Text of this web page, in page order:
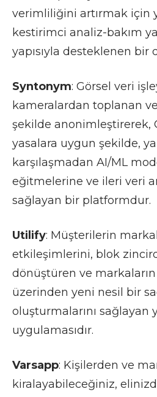
verimliliğini artırmak için
kestirimci analiz-bakım
yapısıyla desteklenen
Syntonym: Görsel veri
kameralardan toplanan
şekilde anonimleştirerek,
yasalara uygun şekilde,
karşılaşmadan AI/ML
eğitmelerine ve ileri veri
sağlayan bir platformdur.
Utilify: Müşterilerin
etkileşimlerini, blok
dönüştüren ve
üzerinden yeni nesil bir
oluşturmalarını sağlayan
uygulamasıdır.
Varsapp: Kişilerden ve
kiralayabileceğiniz,